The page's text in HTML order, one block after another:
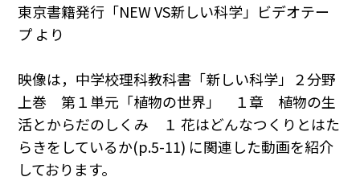
東京書籍発行「NEW VS新しい科学」ビデオテー
プ より
映像は，中学校理科教科書「新しい科学」２分野
上巻 第１単元「植物の世界」 １章 植物の生
活とからだのしくみ １ 花はどんなつくりとはた
らきをしているか(p.5-11) に関連した動画を紹介
しております。